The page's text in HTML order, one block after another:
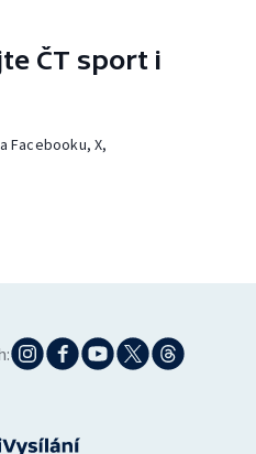
ČT sport i
Facebooku, X,